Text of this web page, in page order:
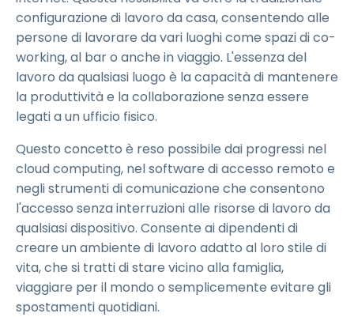
configurazione di lavoro da casa, consentendo alle
persone di lavorare da vari luoghi come spazi di co-
working, al bar o anche in viaggio. L'essenza del
lavoro da qualsiasi luogo è la capacità di mantenere
la produttività e la collaborazione senza essere
legati a un ufficio fisico.
Questo concetto è reso possibile dai progressi nel
cloud computing, nel software di accesso remoto e
negli strumenti di comunicazione che consentono
l'accesso senza interruzioni alle risorse di lavoro da
qualsiasi dispositivo. Consente ai dipendenti di
creare un ambiente di lavoro adatto al loro stile di
vita, che si tratti di stare vicino alla famiglia,
viaggiare per il mondo o semplicemente evitare gli
spostamenti quotidiani.